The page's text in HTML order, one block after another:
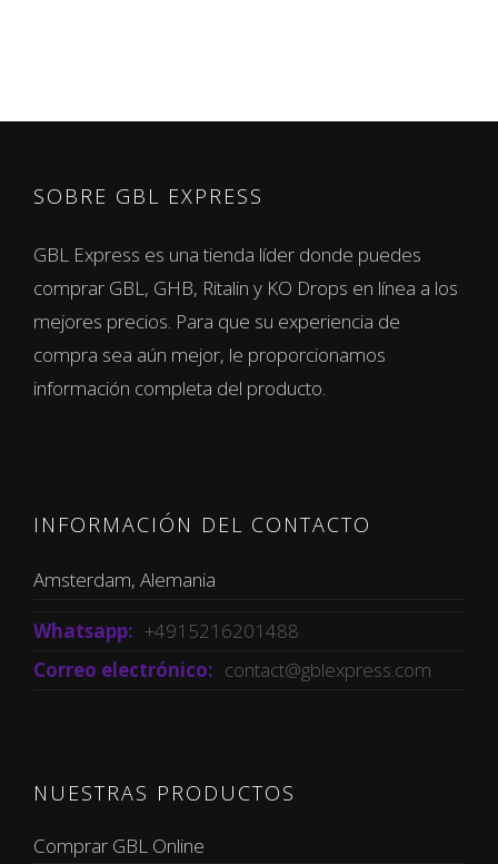
SOBRE GBL EXPRESS
GBL Express es una tienda líder donde puedes
comprar GBL, GHB, Ritalin y KO Drops en línea a los
mejores precios. Para que su experiencia de
compra sea aún mejor, le proporcionamos
información completa del producto.
INFORMACIÓN DEL CONTACTO
Amsterdam, Alemania
Whatsapp: +4915216201488
Correo electrónico: contact@gblexpress.com
NUESTRAS PRODUCTOS
Comprar GBL Online